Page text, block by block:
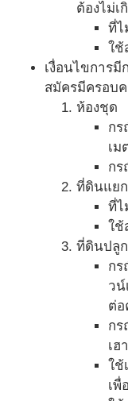
ต้องไม่เ
ที่ไ
ใช้
เงื่อนไขการ
สมัครมีครอบ
ห้องชุด
กร
เม
กร
ที่ดินแย
ที่ไ
ใช้
ที่ดินปลู
กร
วน์
ต่
กร
เฮ
ใช้
เพื่